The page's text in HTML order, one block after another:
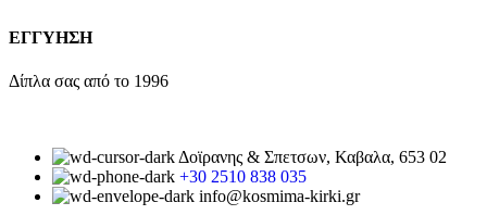
ΕΓΓΥΗΣΗ
Δίπλα σας από το 1996
Δοϊρανης & Σπετσων, Καβαλα, 653 02
+30 2510 838 035
info@kosmima-kirki.gr